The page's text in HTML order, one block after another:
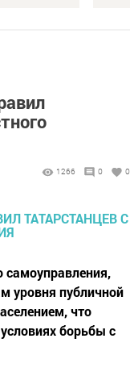
1266 0 0
самоуправления,
уровня публичной
что
борьбы с